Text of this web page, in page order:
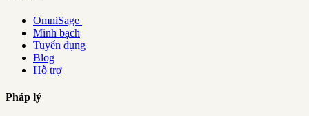
OmniSage
Minh bạch
Tuyển dụng
Blog
Hỗ trợ
Pháp lý